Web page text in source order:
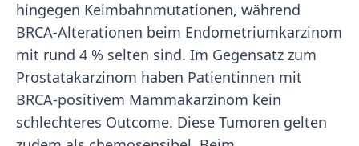
hingegen Keimbahnmutationen, während
BRCA-Alterationen beim Endometriumkarzinom
mit rund 4 % selten sind. Im Gegensatz zum
Prostatakarzinom haben Patientinnen mit
BRCA-positivem Mammakarzinom kein
schlechteres Outcome. Diese Tumoren gelten